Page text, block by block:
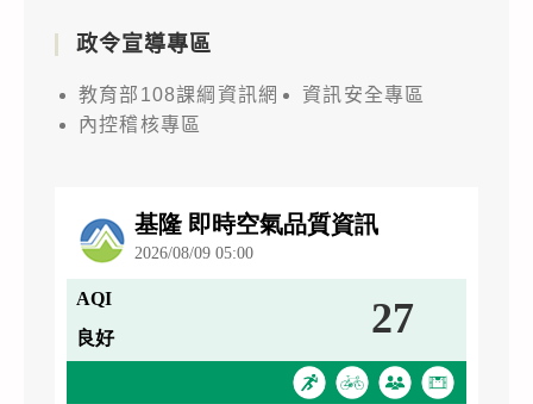
政令宣導專區
教育部108課綱資訊網
資訊安全專區
內控稽核專區